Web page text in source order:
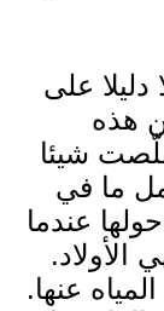
على
هذه
شيئا
ما في
عندما
الأولاد.
عنها.